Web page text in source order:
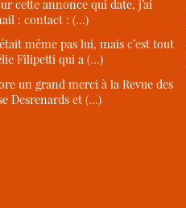
cette annonce qui date, j’ai
: contact : (…)
même pas lui, mais c’est tout
Filipetti qui a (…)
un grand merci à la Revue des
Desrenards et (…)